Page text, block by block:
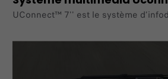
UConnect™ 7'' est le système
écran tactile de 7'', basé sur la